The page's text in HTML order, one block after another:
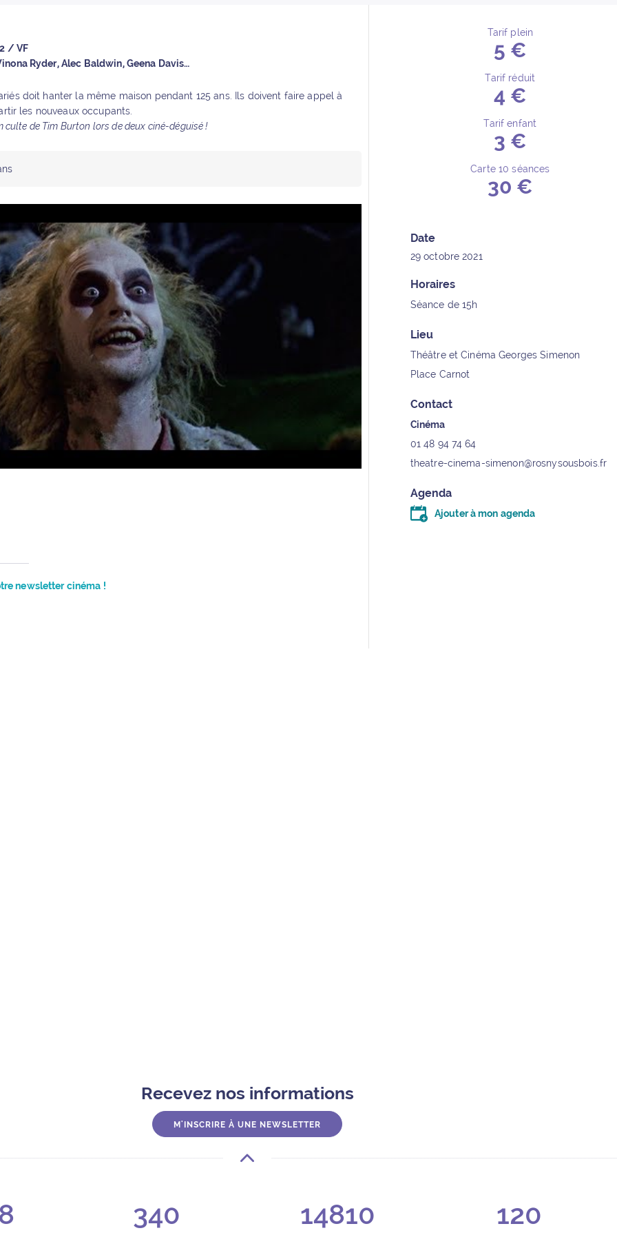
/ VF
Ryder, Alec Baldwin, Geena Davis…
doit hanter la même maison pendant 125 ans. Ils doivent faire appel à
les nouveaux occupants.
culte de Tim Burton lors de deux ciné-déguisé !
newsletter cinéma !
Détails de l’événement
Tarif plein
5 €
Tarif réduit
4 €
Tarif enfant
3 €
Carte 10 séances
30 €
Date
29 octobre 2021
Horaires
Séance de 15h
Lieu
Théâtre et Cinéma Georges Simenon
Place Carnot
Contact
Cinéma
01 48 94 74 64
theatre-cinema-simenon@rosnysousbois.fr
Agenda
Ajouter à mon agenda
Télécharger le fichier .ics (moins d’un kilo-
de 9h30 à 12h30 et de 14h à 18h et le samedi de 14h à 18h.
Recevez nos informations
M'INSCRIRE À UNE NEWSLETTER
340 14810 120